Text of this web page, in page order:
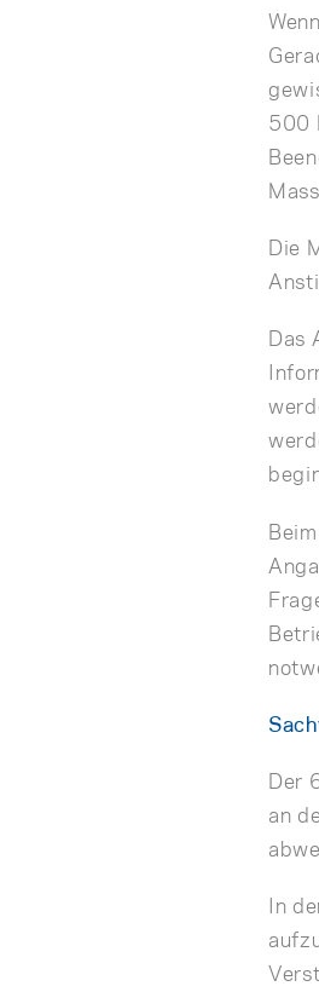
500
Die
Das
Der
an
In